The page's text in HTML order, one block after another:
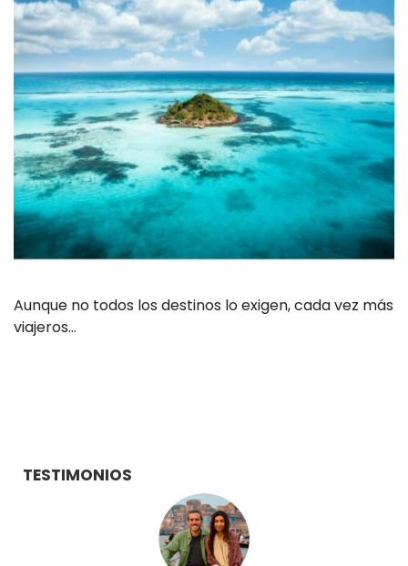
Aunque no todos los destinos lo exigen, cada vez más
viajeros…
TESTIMONIOS